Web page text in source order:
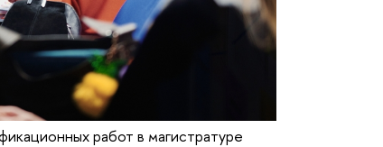
работ в магистратуре